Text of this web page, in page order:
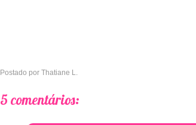
Postado por Thatiane L.
5 comentários: